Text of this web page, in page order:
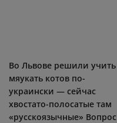
Во Львове решили учить
мяукать котов по-
украински — сейчас
хвостато-полосатые там
«русскоязычные» Вопрос